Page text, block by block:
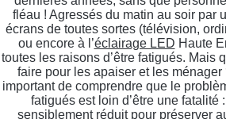
fléau ! Agressés du matin au soir par
écrans de toutes sortes (télévision,
ou encore à l’éclairage LED Haute
toutes les raisons d’être fatigués. Mais
faire pour les apaiser et les ménager
important de comprendre que le
fatigués est loin d’être une fatalité
sensiblement réduit pour préserver